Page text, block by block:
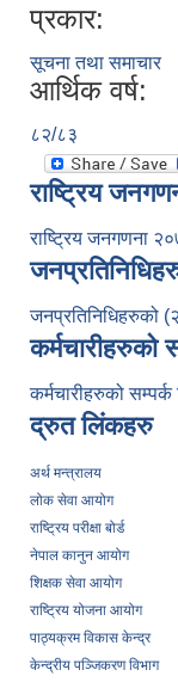
प्रकार:
सूचना तथा समाचार
आर्थिक वर्ष:
८२/८३
राष्ट्रिय
राष्ट्रिय जनगणना
जनप्रतिनिधिहरुको
कर्मचारीहरुको
कर्मचारीहरुको
द्रुत लिंकहरु
अर्थ मन्त्रालय
लोक सेवा आयोग
राष्ट्रिय परीक्षा बोर्ड
नेपाल कानुन आयोग
शिक्षक सेवा आयोग
राष्ट्रिय योजना आयोग
पाठ्यक्रम विकास केन्द्र
केन्द्रीय पञ्जिकरण विभाग